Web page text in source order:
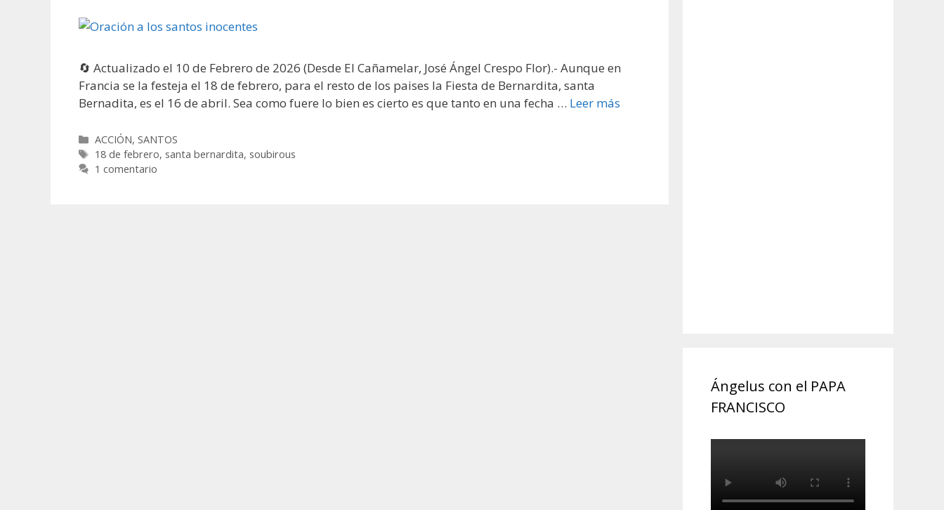
🔄 Actualizado el 10 de Febrero de 2026 (Desde El Cañamelar, José Ángel Crespo Flor).- Aunque en
Francia se la festeja el 18 de febrero, para el resto de los paises la Fiesta de Bernardita, santa
Bernadita, es el 16 de abril. Sea como fuere lo bien es cierto es que tanto en una fecha … Leer más
Categorías
ACCIÓN,SANTOS
Etiquetas
18 de febrero, santa bernardita, soubirous
1 comentario
Ángelus con el PAPA
FRANCISCO